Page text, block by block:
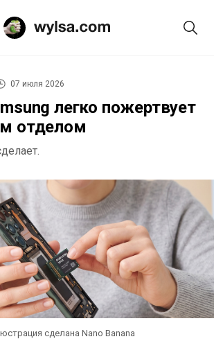
07 июля 2026
легко пожертвует
отделом
сделана Nano Banana